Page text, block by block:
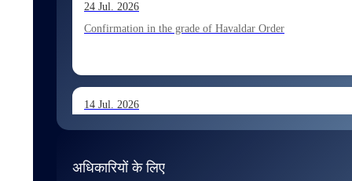
24 Jul. 2026
Confirmation in the grade of Havaldar Order
14 Jul. 2026
अधिकारियों के लिए